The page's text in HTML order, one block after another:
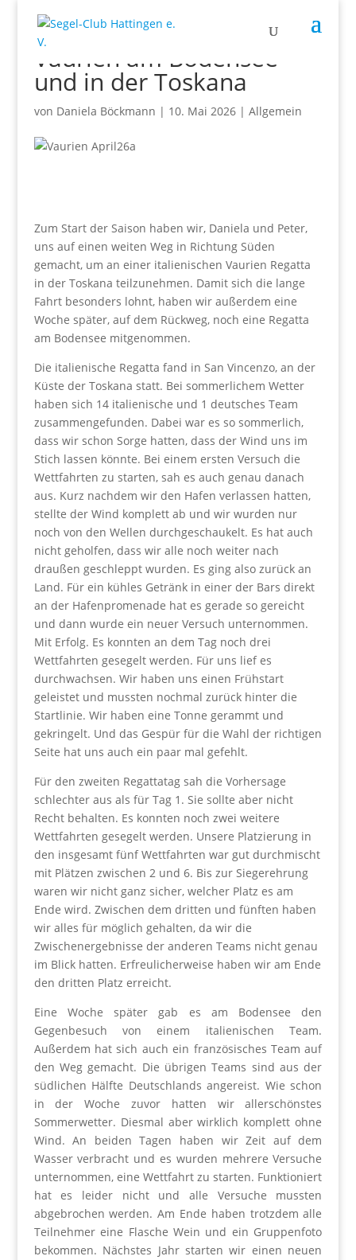
Vaurien am Bodensee
und in der Toskana
von Daniela Böckmann | 10. Mai 2026| Allgemein
Zum Start der Saison haben wir, Daniela und Peter,
uns auf einen weiten Weg in Richtung Süden
gemacht, um an einer italienischen Vaurien Regatta
in der Toskana teilzunehmen. Damit sich die lange
Fahrt besonders lohnt, haben wir außerdem eine
Woche später, auf dem Rückweg, noch eine Regatta
am Bodensee mitgenommen.
Die italienische Regatta fand in San Vincenzo, an der
Küste der Toskana statt. Bei sommerlichem Wetter
haben sich 14 italienische und 1 deutsches Team
zusammengefunden. Dabei war es so sommerlich,
dass wir schon Sorge hatten, dass der Wind uns im
Stich lassen könnte. Bei einem ersten Versuch die
Wettfahrten zu starten, sah es auch genau danach
aus. Kurz nachdem wir den Hafen verlassen hatten,
stellte der Wind komplett ab und wir wurden nur
noch von den Wellen durchgeschaukelt. Es hat auch
nicht geholfen, dass wir alle noch weiter nach
draußen geschleppt wurden. Es ging also zurück an
Land. Für ein kühles Getränk in einer der Bars direkt
an der Hafenpromenade hat es gerade so gereicht
und dann wurde ein neuer Versuch unternommen.
Mit Erfolg. Es konnten an dem Tag noch drei
Wettfahrten gesegelt werden. Für uns lief es
durchwachsen. Wir haben uns einen Frühstart
geleistet und mussten nochmal zurück hinter die
Startlinie. Wir haben eine Tonne gerammt und
gekringelt. Und das Gespür für die Wahl der richtigen
Seite hat uns auch ein paar mal gefehlt.
Für den zweiten Regattatag sah die Vorhersage
schlechter aus als für Tag 1. Sie sollte aber nicht
Recht behalten. Es konnten noch zwei weitere
Wettfahrten gesegelt werden. Unsere Platzierung in
den insgesamt fünf Wettfahrten war gut durchmischt
mit Plätzen zwischen 2 und 6. Bis zur Siegerehrung
waren wir nicht ganz sicher, welcher Platz es am
Ende wird. Zwischen dem dritten und fünften haben
wir alles für möglich gehalten, da wir die
Zwischenergebnisse der anderen Teams nicht genau
im Blick hatten. Erfreulicherweise haben wir am Ende
den dritten Platz erreicht.
Eine Woche später gab es am Bodensee den
Gegenbesuch von einem italienischen Team.
Außerdem hat sich auch ein französisches Team auf
den Weg gemacht. Die übrigen Teams sind aus der
südlichen Hälfte Deutschlands angereist. Wie schon
in der Woche zuvor hatten wir allerschönstes
Sommerwetter. Diesmal aber wirklich komplett ohne
Wind. An beiden Tagen haben wir Zeit auf dem
Wasser verbracht und es wurden mehrere Versuche
unternommen, eine Wettfahrt zu starten. Funktioniert
hat es leider nicht und alle Versuche mussten
abgebrochen werden. Am Ende haben trotzdem alle
Teilnehmer eine Flasche Wein und ein Gruppenfoto
bekommen. Nächstes Jahr starten wir einen neuen